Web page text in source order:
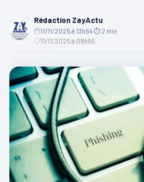
Rédaction ZayActu
11/11/2025 à 13h54⏱ 2 min
11/11/2025 à 09h55